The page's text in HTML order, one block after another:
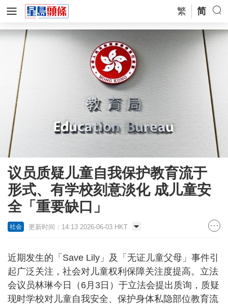
繁 简
议员质疑儿童自我保护教育流于
形式、有学校刻意淡化 成儿童安
全「重要缺口」
社会 更新时间：14:13 2026-06-03 HKT
近期发生的「Save Lily」及「无证儿童父母」事件引
起广泛关注，社会对儿童权利保障关注度提高。立法
会议员林琳今日（6月3日）于立法会提出质询，质疑
现时学校对儿童自我安全、保护身体私隐部位教育流